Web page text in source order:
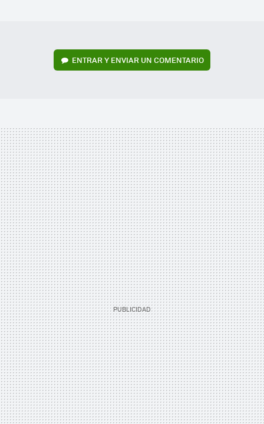
ENTRAR Y ENVIAR UN COMENTARIO